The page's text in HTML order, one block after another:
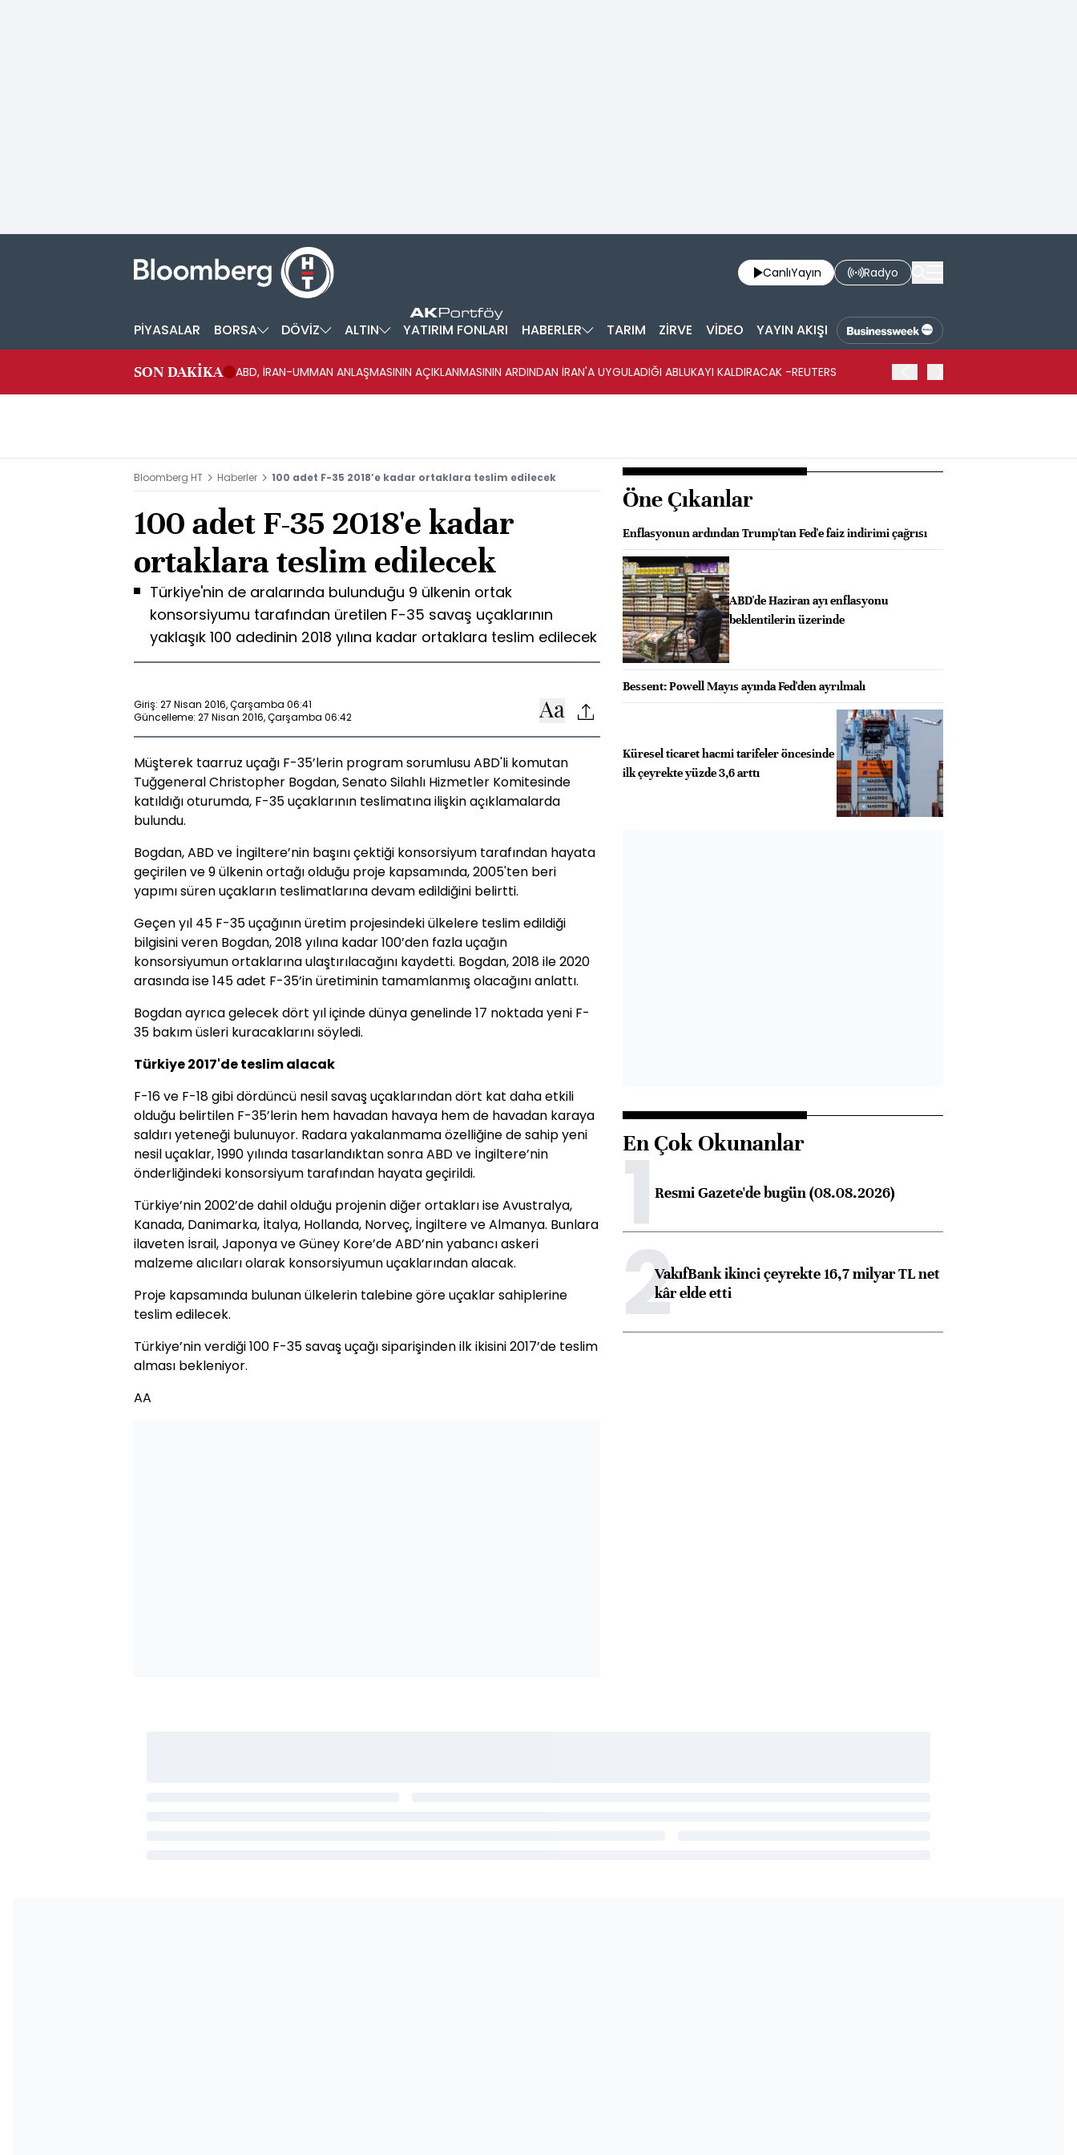
CanlıYayın Radyo
PİYASALAR BORSA DÖVİZ ALTIN YATIRIM FONLARI HABERLER TARIM ZİRVE VİDEO YAYIN AKIŞI
SON DAKİKA ABD, İRAN-UMMAN ANLAŞMASININ AÇIKLANMASININ ARDINDAN İRAN'A UYGULADIĞI ABLUKAYI KALDIRACAK -REUTERS
Bloomberg HT Haberler 100 adet F-35 2018’e kadar ortaklara teslim edilecek
100 adet F-35 2018'e kadar
ortaklara teslim edilecek
Türkiye'nin de aralarında bulunduğu 9 ülkenin ortak
konsorsiyumu tarafından üretilen F-35 savaş uçaklarının
yaklaşık 100 adedinin 2018 yılına kadar ortaklara teslim edilecek
Giriş: 27 Nisan 2016, Çarşamba 06:41
Güncelleme: 27 Nisan 2016, Çarşamba 06:42
Müşterek taarruz uçağı F-35’lerin program sorumlusu ABD'li komutan
Tuğgeneral Christopher Bogdan, Senato Silahlı Hizmetler Komitesinde
katıldığı oturumda, F-35 uçaklarının teslimatına ilişkin açıklamalarda
bulundu.
Bogdan, ABD ve İngiltere’nin başını çektiği konsorsiyum tarafından hayata
geçirilen ve 9 ülkenin ortağı olduğu proje kapsamında, 2005'ten beri
yapımı süren uçakların teslimatlarına devam edildiğini belirtti.
Geçen yıl 45 F-35 uçağının üretim projesindeki ülkelere teslim edildiği
bilgisini veren Bogdan, 2018 yılına kadar 100’den fazla uçağın
konsorsiyumun ortaklarına ulaştırılacağını kaydetti. Bogdan, 2018 ile 2020
arasında ise 145 adet F-35’in üretiminin tamamlanmış olacağını anlattı.
Bogdan ayrıca gelecek dört yıl içinde dünya genelinde 17 noktada yeni F-
35 bakım üsleri kuracaklarını söyledi.
Türkiye 2017'de teslim alacak
F-16 ve F-18 gibi dördüncü nesil savaş uçaklarından dört kat daha etkili
olduğu belirtilen F-35’lerin hem havadan havaya hem de havadan karaya
saldırı yeteneği bulunuyor. Radara yakalanmama özelliğine de sahip yeni
nesil uçaklar, 1990 yılında tasarlandıktan sonra ABD ve İngiltere’nin
önderliğindeki konsorsiyum tarafından hayata geçirildi.
Türkiye’nin 2002’de dahil olduğu projenin diğer ortakları ise Avustralya,
Kanada, Danimarka, İtalya, Hollanda, Norveç, İngiltere ve Almanya. Bunlara
ilaveten İsrail, Japonya ve Güney Kore’de ABD’nin yabancı askeri
malzeme alıcıları olarak konsorsiyumun uçaklarından alacak.
Proje kapsamında bulunan ülkelerin talebine göre uçaklar sahiplerine
teslim edilecek.
Türkiye’nin verdiği 100 F-35 savaş uçağı siparişinden ilk ikisini 2017’de teslim
alması bekleniyor.
AA
Öne Çıkanlar
Enflasyonun ardından Trump'tan Fed'e faiz indirimi çağrısı
ABD'de Haziran ayı enflasyonu
beklentilerin üzerinde
Bessent: Powell Mayıs ayında Fed'den ayrılmalı
Küresel ticaret hacmi tarifeler öncesinde
ilk çeyrekte yüzde 3,6 arttı
En Çok Okunanlar
1Resmi Gazete'de bugün (08.08.2026)
2VakıfBank ikinci çeyrekte 16,7 milyar TL net
kâr elde etti